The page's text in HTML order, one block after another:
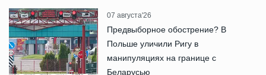
07 августа'26
Предвыборное обострение? В
Польше уличили Ригу в
манипуляциях на границе с
Беларусью